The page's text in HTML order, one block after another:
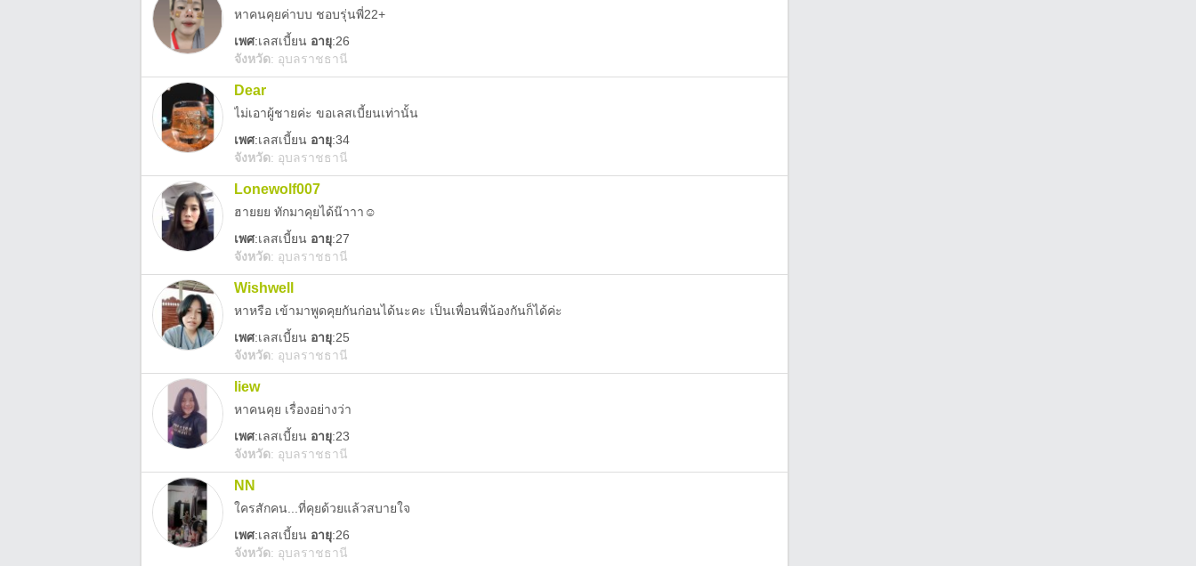
หาคนคุยค่าบบ ชอบรุ่นพี่22+
เพศ:เลสเบี้ยน อายุ:26
จังหวัด: อุบลราชธานี
Dear
ไม่เอาผู้ชายค่ะ ขอเลสเบี้ยนเท่านั้น
เพศ:เลสเบี้ยน อายุ:34
จังหวัด: อุบลราชธานี
Lonewolf007
ฮายยย ทักมาคุยได้น๊าาา☺️
เพศ:เลสเบี้ยน อายุ:27
จังหวัด: อุบลราชธานี
Wishwell
หาหรือ เข้ามาพูดคุยกันก่อนได้นะคะ เป็นเพื่อนพี่น้องกันก็ได้ค่ะ
เพศ:เลสเบี้ยน อายุ:25
จังหวัด: อุบลราชธานี
liew
หาคนคุย เรื่องอย่างว่า
เพศ:เลสเบี้ยน อายุ:23
จังหวัด: อุบลราชธานี
NN
ใครสักคน...ที่คุยด้วยแล้วสบายใจ
เพศ:เลสเบี้ยน อายุ:26
จังหวัด: อุบลราชธานี